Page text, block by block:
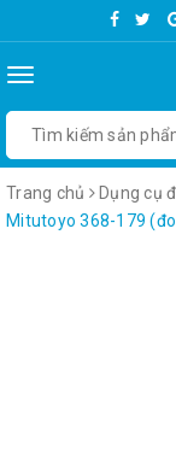
Toggle
Trang chủ Dụng cụ
Mitutoyo 368-179